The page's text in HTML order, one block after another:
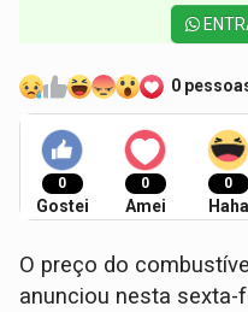
0
0
Gostei
0
Amei
0
Haha
O preço do
anunciou nesta sexta-